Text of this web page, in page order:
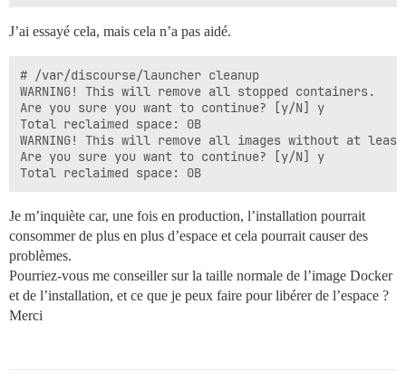
J’ai essayé cela, mais cela n’a pas aidé.
# /var/discourse/launcher cleanup
WARNING! This will remove all stopped containers.
Are you sure you want to continue? [y/N] y
Total reclaimed space: 0B
WARNING! This will remove all images without at
Are you sure you want to continue? [y/N] y
Je m’inquiète car, une fois en production, l’installation pourrait
consommer de plus en plus d’espace et cela pourrait causer des
problèmes.
Pourriez-vous me conseiller sur la taille normale de l’image Docker
et de l’installation, et ce que je peux faire pour libérer de l’espace ?
Merci